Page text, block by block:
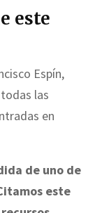
este
Espín,
las
en
de uno de
este